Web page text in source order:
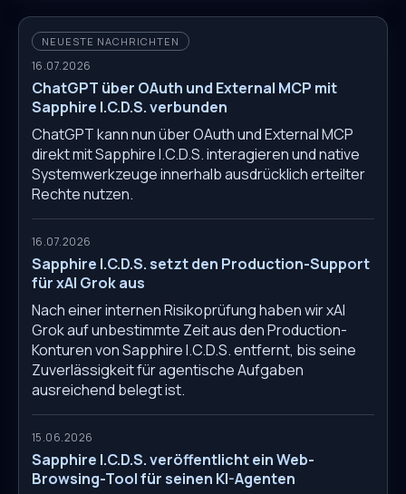
NEUESTE NACHRICHTEN
16.07.2026
ChatGPT über OAuth und External MCP mit
Sapphire I.C.D.S. verbunden
ChatGPT kann nun über OAuth und External MCP
direkt mit Sapphire I.C.D.S. interagieren und native
Systemwerkzeuge innerhalb ausdrücklich erteilter
Rechte nutzen.
16.07.2026
Sapphire I.C.D.S. setzt den Production-Support
für xAI Grok aus
Nach einer internen Risikoprüfung haben wir xAI
Grok auf unbestimmte Zeit aus den Production-
Konturen von Sapphire I.C.D.S. entfernt, bis seine
Zuverlässigkeit für agentische Aufgaben
ausreichend belegt ist.
15.06.2026
Sapphire I.C.D.S. veröffentlicht ein Web-
Browsing-Tool für seinen KI-Agenten